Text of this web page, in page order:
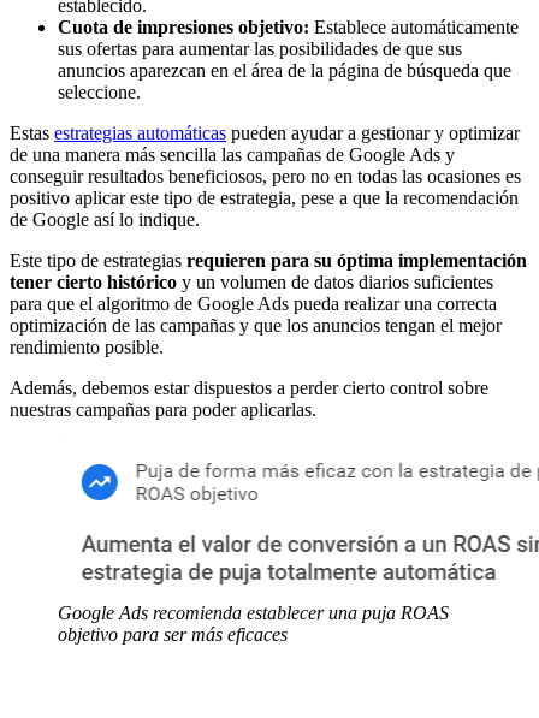
establecido.
Cuota de impresiones objetivo: Establece automáticamente
sus ofertas para aumentar las posibilidades de que sus
anuncios aparezcan en el área de la página de búsqueda que
seleccione.
Estas estrategias automáticas pueden ayudar a gestionar y optimizar
de una manera más sencilla las campañas de Google Ads y
conseguir resultados beneficiosos, pero no en todas las ocasiones es
positivo aplicar este tipo de estrategia, pese a que la recomendación
de Google así lo indique.
Este tipo de estrategias requieren para su óptima implementación
tener cierto histórico y un volumen de datos diarios suficientes
para que el algoritmo de Google Ads pueda realizar una correcta
optimización de las campañas y que los anuncios tengan el mejor
rendimiento posible.
Además, debemos estar dispuestos a perder cierto control sobre
nuestras campañas para poder aplicarlas.
Google Ads recomienda establecer una puja ROAS
objetivo para ser más eficaces